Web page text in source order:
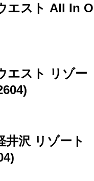
エスト All In O
エスト リゾー
井沢 リゾート